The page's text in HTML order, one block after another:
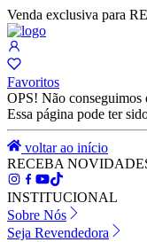
Venda exclusiva para
Favoritos
OPS! Não conseguimos
Essa página pode ter
voltar ao início
RECEBA
INSTITUCIONAL
Sobre Nós
Seja Revendedora